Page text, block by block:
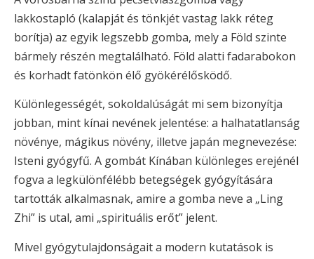
lakkostapló (kalapját és tönkjét vastag lakk réteg
borítja) az egyik legszebb gomba, mely a Föld szinte
bármely részén megtalálható. Föld alatti fadarabokon
és korhadt fatönkön élő gyökérélősködő.
Különlegességét, sokoldalúságát mi sem bizonyítja
jobban, mint kínai nevének jelentése: a halhatatlanság
növénye, mágikus növény, illetve japán megnevezése:
Isteni gyógyfű. A gombát Kínában különleges erejénél
fogva a legkülönfélébb betegségek gyógyítására
tartották alkalmasnak, amire a gomba neve a „Ling
Zhi” is utal, ami „spirituális erőt” jelent.
Mivel gyógytulajdonságait a modern kutatások is